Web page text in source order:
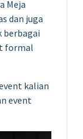
Meja
dan juga
berbagai
formal
kalian
event